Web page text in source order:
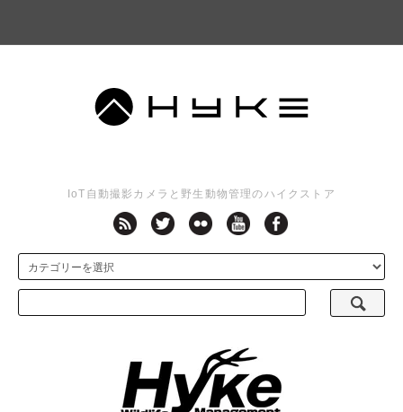
IoT自動撮影カメラと野生動物管理のハイクストア